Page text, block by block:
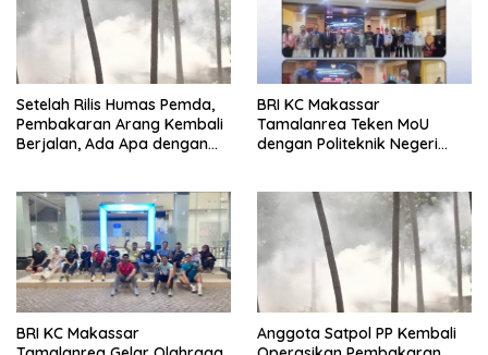
Setelah Rilis Humas Pemda,
Pembakaran Arang Kembali
Berjalan, Ada Apa dengan
BRI KC Makassar
Tamalanrea Teken MoU
dengan Politeknik Negeri
BRI KC Makassar
Anggota Satpol PP Kembali